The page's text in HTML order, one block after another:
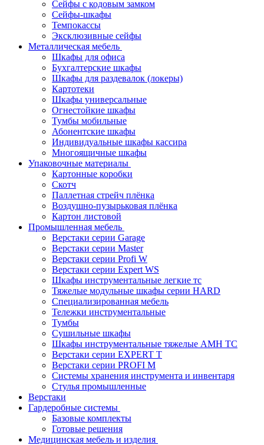
Сейфы с кодовым замком
Сейфы-шкафы
Темпокассы
Эксклюзивные сейфы
Металлическая мебель
Шкафы для офиса
Бухгалтерские шкафы
Шкафы для раздевалок (локеры)
Картотеки
Шкафы универсальные
Огнестойкие шкафы
Тумбы мобильные
Абонентские шкафы
Индивидуальные шкафы кассира
Многоящичные шкафы
Упаковочные материалы
Картонные коробки
Скотч
Паллетная стрейч плёнка
Воздушно-пузырьковая плёнка
Картон листовой
Промышленная мебель
Верстаки серии Garage
Верстаки серии Master
Верстаки серии Profi W
Верстаки серии Expert WS
Шкафы инструментальные легкие тс
Тяжелые модульные шкафы серии HARD
Cпециализированная мебель
Тележки инструментальные
Тумбы
Cушильные шкафы
Шкафы инструментальные тяжелые AMH TC
Верстаки серии EXPERT T
Верстаки серии PROFI M
Системы хранения инструмента и инвентаря
Стулья промышленные
Верстаки
Гардеробные системы
Базовые комплекты
Готовые решения
Медицинская мебель и изделия